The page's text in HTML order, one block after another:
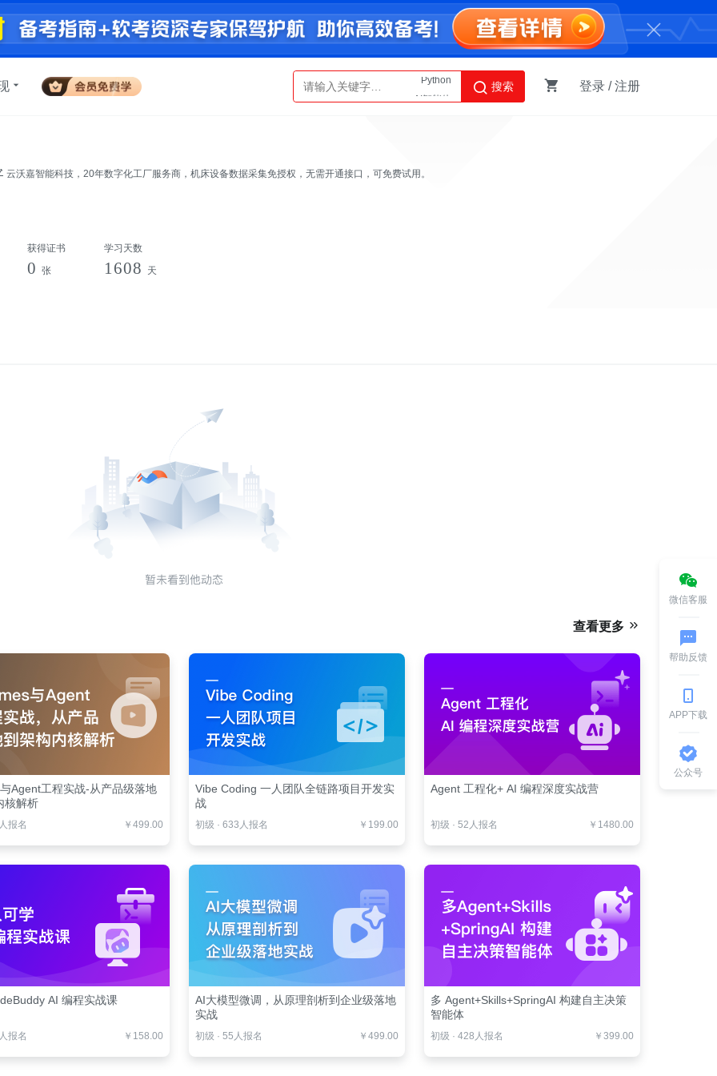
AI智能体
Python
搜索 登录 /注册
云沃嘉智能科技，20年数字化工厂服务商，机床设备数据采集免授权，无需开通接口，可免费试用。
获得证书
0 张
学习天数
1608 天
查看更多
Agent工程实战-从产品级落地
核解析
报名 ￥499.00
Vibe Coding 一人团队全链路项目开发实
战
初级 · 633人报名 ￥199.00
Agent 工程化+ AI 编程深度实战营
初级 · 52人报名 ￥1480.00
AI 编程实战课
报名 ￥158.00
AI大模型微调，从原理剖析到企业级落地
实战
初级 · 55人报名 ￥499.00
多 Agent+Skills+SpringAI 构建自主决策
智能体
初级 · 428人报名 ￥399.00
微信客服
帮助反馈
APP下载
公众号